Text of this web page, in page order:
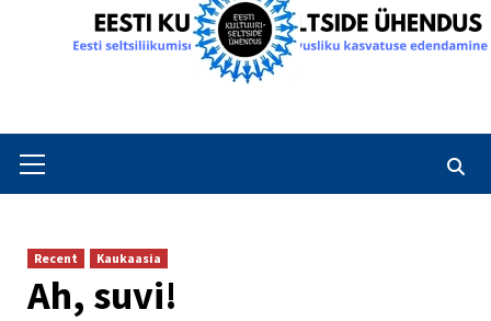
Menu
Recent Kaukaasia
Ah, suvi!